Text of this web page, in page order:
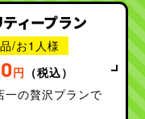
ィープラン
/お1人様
円 （税込）
一の贅沢プランで